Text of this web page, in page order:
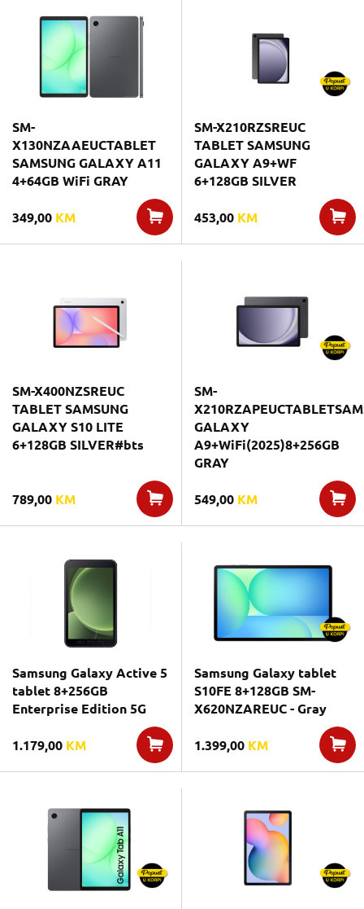
SM-
X130NZAAEUCTABLET
SAMSUNG GALAXY A11
4+64GB WiFi GRAY
349,00 KM
SM-X210RZSREUC
TABLET SAMSUNG
GALAXY A9+WF
6+128GB SILVER
453,00 KM
SM-X400NZSREUC
TABLET SAMSUNG
GALAXY S10 LITE
6+128GB SILVER#bts
789,00 KM
SM-
GALAXY
A9+WiFi(2025)8+256GB
GRAY
549,00 KM
Samsung Galaxy Active 5
tablet 8+256GB
Enterprise Edition 5G
1.179,00 KM
Samsung Galaxy tablet
S10FE 8+128GB SM-
X620NZAREUC - Gray
1.399,00 KM